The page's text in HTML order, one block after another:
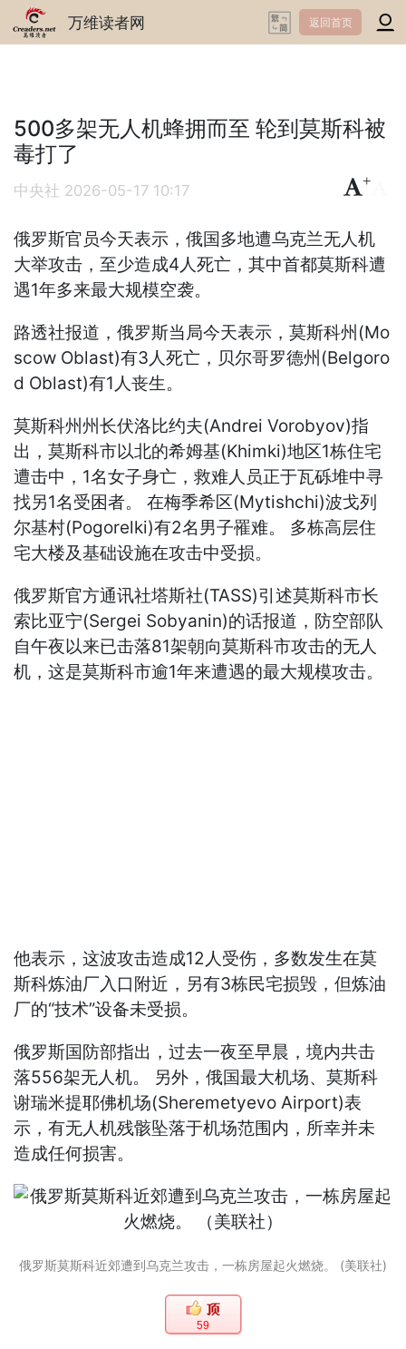
万维读者网 返回首页
500多架无人机蜂拥而至 轮到莫斯科被
毒打了
中央社 2026-05-17 10:17
+
俄罗斯官员今天表示，俄国多地遭乌克兰无人机
大举攻击，至少造成4人死亡，其中首都莫斯科遭
遇1年多来最大规模空袭。
路透社报道，俄罗斯当局今天表示，莫斯科州(Mo
scow Oblast)有3人死亡，贝尔哥罗德州(Belgoro
d Oblast)有1人丧生。
莫斯科州州长伏洛比约夫(Andrei Vorobyov)指
出，莫斯科市以北的希姆基(Khimki)地区1栋住宅
遭击中，1名女子身亡，救难人员正于瓦砾堆中寻
找另1名受困者。 在梅季希区(Mytishchi)波戈列
尔基村(Pogorelki)有2名男子罹难。 多栋高层住
宅大楼及基础设施在攻击中受损。
俄罗斯官方通讯社塔斯社(TASS)引述莫斯科市长
索比亚宁(Sergei Sobyanin)的话报道，防空部队
自午夜以来已击落81架朝向莫斯科市攻击的无人
机，这是莫斯科市逾1年来遭遇的最大规模攻击。
他表示，这波攻击造成12人受伤，多数发生在莫
斯科炼油厂入口附近，另有3栋民宅损毁，但炼油
厂的“技术”设备未受损。
俄罗斯国防部指出，过去一夜至早晨，境内共击
落556架无人机。 另外，俄国最大机场、莫斯科
谢瑞米提耶佛机场(Sheremetyevo Airport)表
示，有无人机残骸坠落于机场范围内，所幸并未
造成任何损害。
俄罗斯莫斯科近郊遭到乌克兰攻击，一栋房屋起火燃烧。 (美联社)
59